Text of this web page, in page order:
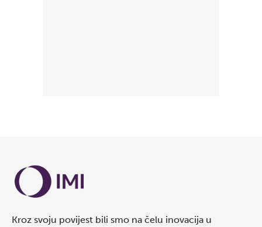
Kroz svoju povijest bili smo na čelu inovacija u